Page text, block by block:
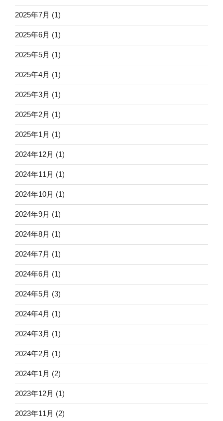
2025年7月 (1)
2025年6月 (1)
2025年5月 (1)
2025年4月 (1)
2025年3月 (1)
2025年2月 (1)
2025年1月 (1)
2024年12月 (1)
2024年11月 (1)
2024年10月 (1)
2024年9月 (1)
2024年8月 (1)
2024年7月 (1)
2024年6月 (1)
2024年5月 (3)
2024年4月 (1)
2024年3月 (1)
2024年2月 (1)
2024年1月 (2)
2023年12月 (1)
2023年11月 (2)